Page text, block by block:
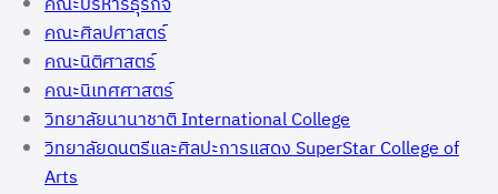
คณะศิลปศาสตร์
คณะนิติศาสตร์
คณะนิเทศศาสตร์
วิทยาลัยนานาชาติ International College
วิทยาลัยดนตรีและศิลปะการแสดง SuperStar College of
Arts